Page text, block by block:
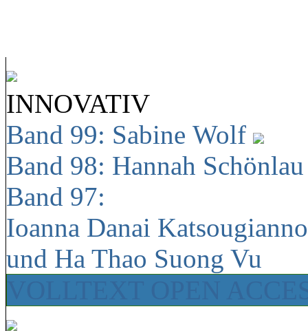
INNOVATIV
Band 99: Sabine Wolf
Band 98: Hannah
Band 97:
Ioanna Danai
und Ha Thao Suong Vu